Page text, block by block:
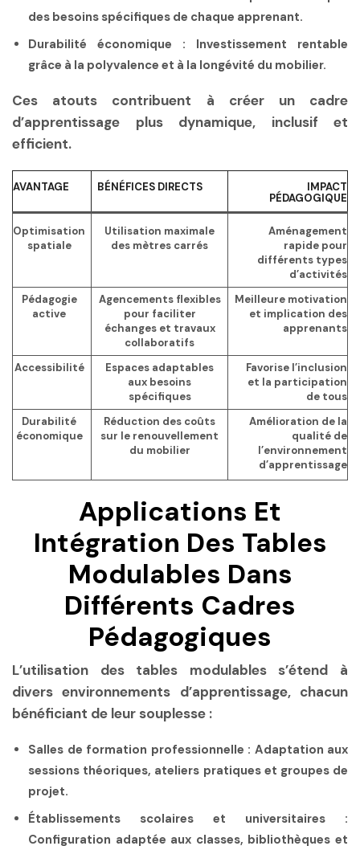
des besoins spécifiques de chaque apprenant.
Durabilité économique : Investissement rentable
grâce à la polyvalence et à la longévité du mobilier.
Ces atouts contribuent à créer un cadre
d’apprentissage plus dynamique, inclusif et
efficient.
AVANTAGE BÉNÉFICES DIRECTS
IMPACT
PÉDAGOGIQUE
Optimisation
spatiale
Utilisation maximale
des mètres carrés
Aménagement
rapide pour
différents types
d’activités
Pédagogie
active
Agencements flexibles
pour faciliter
échanges et travaux
collaboratifs
Meilleure motivation
et implication des
apprenants
Accessibilité
Espaces adaptables
aux besoins
spécifiques
Favorise l’inclusion
et la participation
de tous
Durabilité
économique
Réduction des coûts
sur le renouvellement
du mobilier
Amélioration de la
qualité de
l’environnement
d’apprentissage
Applications Et
Intégration Des Tables
Modulables Dans
Différents Cadres
Pédagogiques
L’utilisation des tables modulables s’étend à
divers environnements d’apprentissage, chacun
bénéficiant de leur souplesse :
Salles de formation professionnelle : Adaptation aux
sessions théoriques, ateliers pratiques et groupes de
projet.
Établissements scolaires et universitaires :
Configuration adaptée aux classes, bibliothèques et